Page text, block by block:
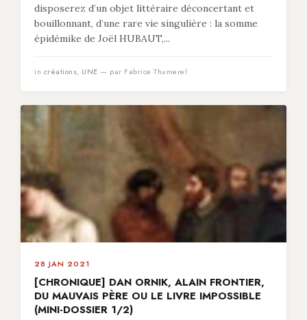
disposerez d’un objet littéraire déconcertant et
bouillonnant, d’une rare vie singulière : la somme
épidémike de Joël HUBAUT,...
in créations, UNE — par Fabrice Thumerel
28 JAN 2021
[CHRONIQUE] DAN ORNIK, ALAIN FRONTIER,
DU MAUVAIS PÈRE OU LE LIVRE IMPOSSIBLE
(MINI-DOSSIER 1/2)